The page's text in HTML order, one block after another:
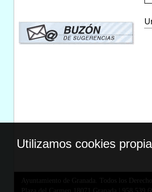
Ayuntamiento de Granada. Todos los
Utilizamos cookies